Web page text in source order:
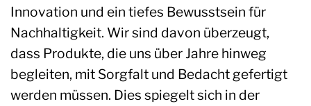
Innovation und ein tiefes Bewusstsein für
Nachhaltigkeit. Wir sind davon überzeugt,
dass Produkte, die uns über Jahre hinweg
begleiten, mit Sorgfalt und Bedacht gefertigt
werden müssen. Dies spiegelt sich in der